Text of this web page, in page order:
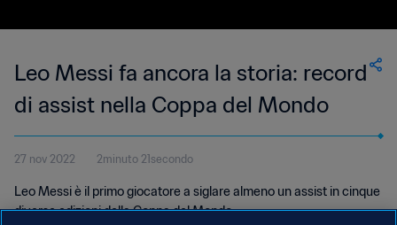
Leo Messi fa ancora la storia: record
di assist nella Coppa del Mondo
27 nov 2022 2minuto 21secondo
Leo Messi è il primo giocatore a siglare almeno un assist in cinque
diverse edizioni della Coppa del Mondo.